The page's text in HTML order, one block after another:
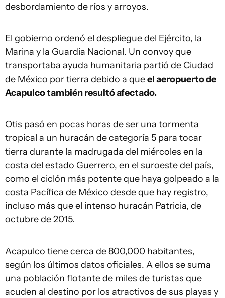
desbordamiento de ríos y arroyos.
El gobierno ordenó el despliegue del Ejército, la
Marina y la Guardia Nacional. Un convoy que
transportaba ayuda humanitaria partió de Ciudad
de México por tierra debido a queel aeropuerto de
Acapulco también resultó afectado.
Otis pasó en pocas horas de ser una tormenta
tropical a un huracán de categoría 5 para tocar
tierra durante la madrugada del miércoles en la
costa del estado Guerrero, en el suroeste del país,
como el ciclón más potente que haya golpeado a la
costa Pacífica de México desde que hay registro,
incluso más que el intenso huracán Patricia, de
octubre de 2015.
Acapulco tiene cerca de 800,000 habitantes,
según los últimos datos oficiales. A ellos se suma
una población flotante de miles de turistas que
acuden al destino por los atractivos de sus playas y